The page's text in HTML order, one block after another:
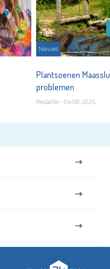
Nieuws
Plantsoenen
problemen
Redactie - 06-08-2026